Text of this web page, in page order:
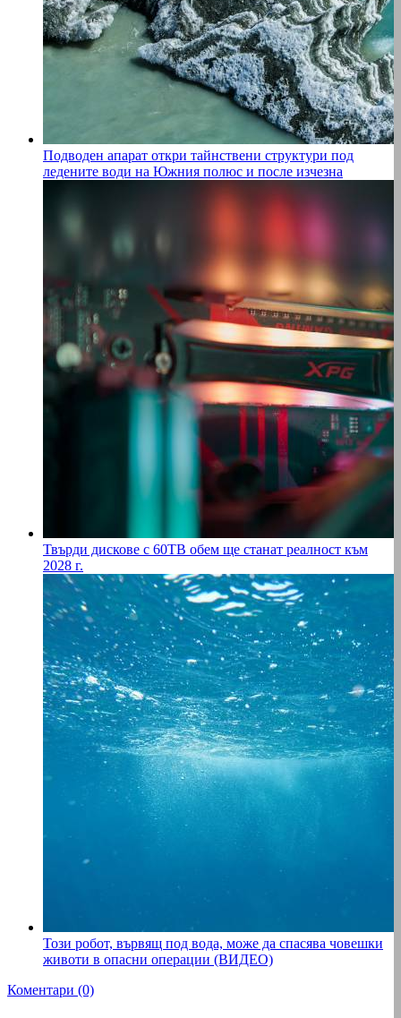
Подводен апарат откри тайнствени структури под
ледените води на Южния полюс и после изчезна
Твърди дискове с 60TB обем ще станат реалност към
2028 г.
Този робот, вървящ под вода, може да спасява човешки
животи в опасни операции (ВИДЕО)
Коментари (0)